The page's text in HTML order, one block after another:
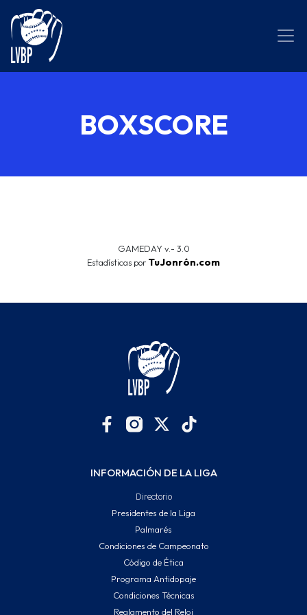
BOXSCORE
GAMEDAY v.- 3.0
Estadísticas por TuJonrón.com
INFORMACIÓN DE LA LIGA
Directorio
Presidentes de la Liga
Palmarés
Condiciones de Campeonato
Código de Ética
Programa Antidopaje
Condiciones Técnicas
Reglamento del Reloj